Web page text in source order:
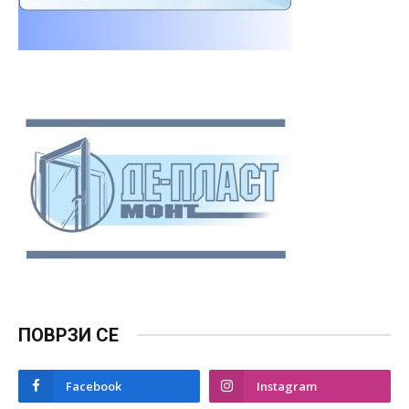
ПОВРЗИ СЕ
Facebook Instagram